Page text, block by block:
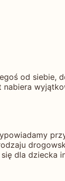
od siebie,
dla dziecka